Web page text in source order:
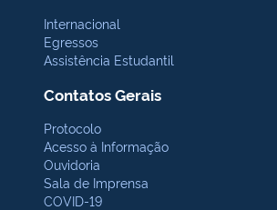
Internacional
Egressos
Assistência Estudantil
Contatos Gerais
Protocolo
Acesso à Informação
Ouvidoria
Sala de Imprensa
COVID-19